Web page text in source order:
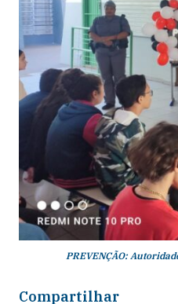
PREVENÇÃO:
Compartilhar